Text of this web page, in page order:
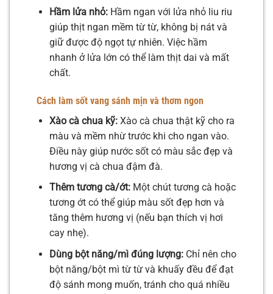
Hầm lửa nhỏ:Hầm ngan với lửa nhỏ liu riu
giúp thịt ngan mềm từ từ, không bị nát và
giữ được độ ngọt tự nhiên. Việc hầm
nhanh ở lửa lớn có thể làm thịt dai và mất
chất.
Cách làm sốt vang sánh mịn và thơm ngon
Xào cà chua kỹ:Xào cà chua thật kỹ cho ra
màu và mềm nhừ trước khi cho ngan vào.
Điều này giúp nước sốt có màu sắc đẹp và
hương vị cà chua đậm đà.
Thêm tương cà/ớt:Một chút tương cà hoặc
tương ớt có thể giúp màu sốt đẹp hơn và
tăng thêm hương vị (nếu bạn thích vị hơi
cay nhẹ).
Dùng bột năng/mì đúng lượng:Chỉ nên cho
bột năng/bột mì từ từ và khuấy đều để đạt
độ sánh mong muốn, tránh cho quá nhiều